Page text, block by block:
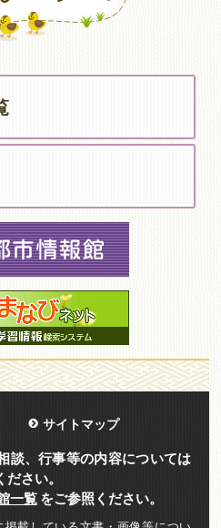
サイトマップ
談、行事等の内容については
さい。
一覧をご参照ください。